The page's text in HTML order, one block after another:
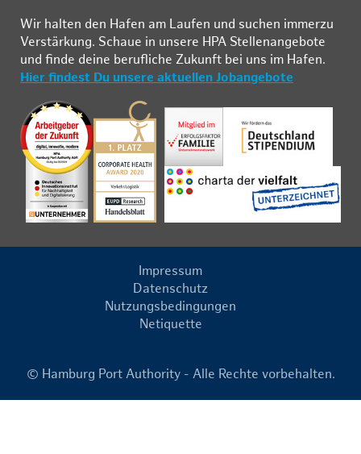
Wir hal­ten den Ha­fen am Lau­fen und su­chen im­mer­zu
Ver­stär­kung. Schau­e in un­se­re HPA Stel­len­an­ge­bo­te
und fin­de deine be­ruf­li­che Zu­kunft bei uns im Ha­fen.
Hier findest Du unsere aktuellen Jobangebote
Impressum
Datenschutz
Nutzungsbedingungen
Netiquette
© Hamburg Port Authority - Alle Rechte vorbehalten.